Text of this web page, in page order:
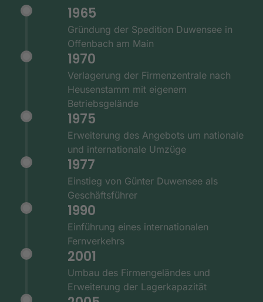
1965
Gründung der Spedition Duwensee in
Offenbach am Main
1970
Verlagerung der Firmenzentrale nach
Heusenstamm mit eigenem
Betriebsgelände
1975
Erweiterung des Angebots um nationale
und internationale Umzüge
1977
Einstieg von Günter Duwensee als
Geschäftsführer
1990
Einführung eines internationalen
Fernverkehrs
2001
Umbau des Firmengeländes und
Erweiterung der Lagerkapazität